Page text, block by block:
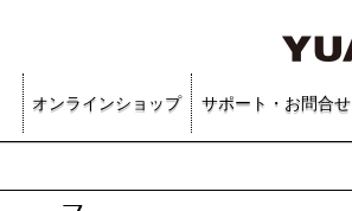
オンラインショップ サポート・お問合せ